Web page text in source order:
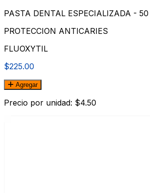
PASTA DENTAL ESPECIALIZADA -
PROTECCION ANTICARIES
FLUOXYTIL
$225.00
Agregar
Precio por unidad: $4.50